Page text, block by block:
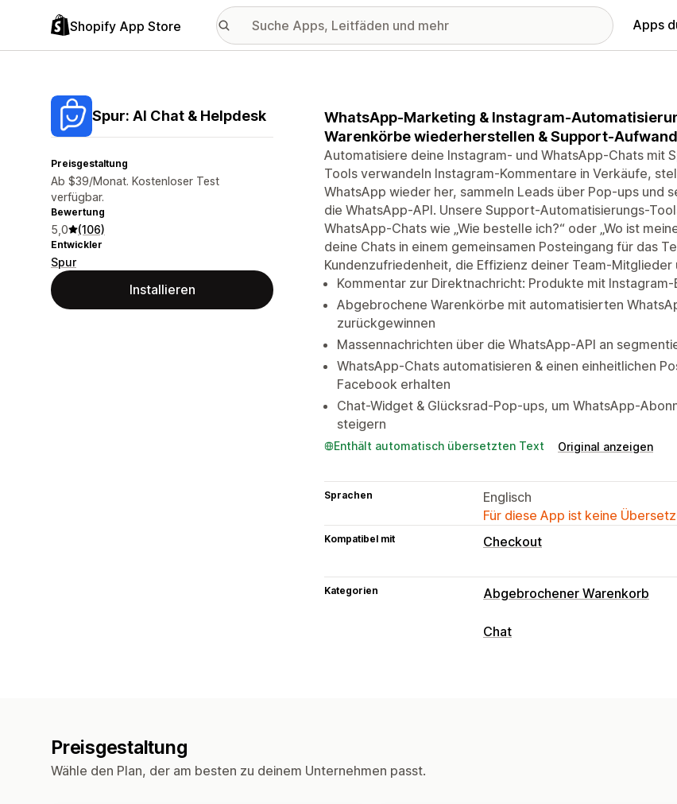
Shopify App Store Apps
Spur: AI Chat & Helpdesk
Preisgestaltung
Ab $39/Monat. Kostenloser Test
verfügbar.
Bewertung
5,0 (106)
Entwickler
Spur
Installieren
WhatsApp-Marketing & Instagram-
Warenkörbe wiederherstellen & Support-
Automatisiere deine Instagram- und WhatsApp-Chats mit
Tools verwandeln Instagram-Kommentare in Verkäufe,
WhatsApp wieder her, sammeln Leads über Pop-ups und
die WhatsApp-API. Unsere Support-Automatisierungs-
WhatsApp-Chats wie „Wie bestelle ich?“ oder „Wo ist
deine Chats in einem gemeinsamen Posteingang für das
Kundenzufriedenheit, die Effizienz deiner Team-
Kommentar zur Direktnachricht: Produkte mit
Abgebrochene Warenkörbe mit automatisierten
zurückgewinnen
Massennachrichten über die WhatsApp-API an
WhatsApp-Chats automatisieren & einen einheitlichen
Facebook erhalten
Chat-Widget & Glücksrad-Pop-ups, um WhatsApp-
steigern
Enthält automatisch übersetzten Text Original anzeigen
Sprachen
Englisch
Für diese App ist keine
Kompatibel mit Checkout
Kategorien Abgebrochener Warenkorb
Warenkorbwiederherstellung
Chat
Preisgestaltung
Wähle den Plan, der am besten zu deinem Unternehmen passt.